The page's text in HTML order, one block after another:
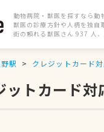
動物病院・獣医を探すなら動
獣医の診療方針や人柄を独自
街の頼れる獣医さん 937 人
駅 クレジットカード
トカード